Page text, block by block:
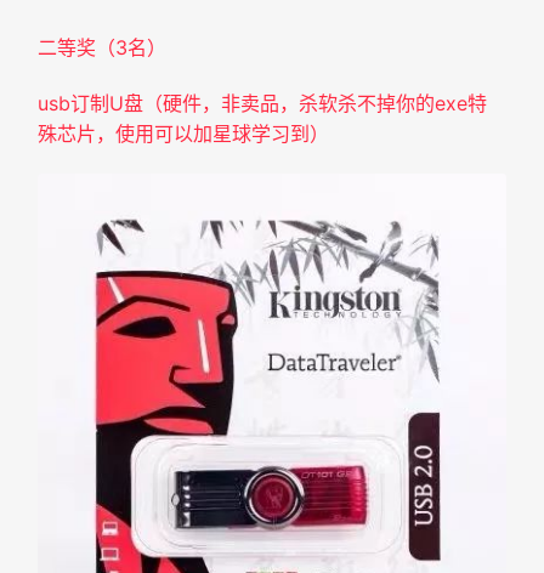
二等奖（3名）
usb订制U盘（硬件，非卖品，杀软杀不掉你的exe特
殊芯片，使用可以加星球学习到）